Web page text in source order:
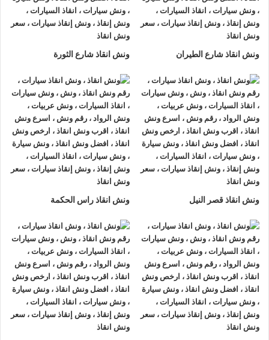
الجونة او على الطريق وذلك لأننا نعمل على مدار الساعة طوال أيام
الأسبوع.
2- الأمان
السيارة امنة تماما حتي الوصول إلي أقرب مركز صيانة.
3- الخبرة
فريق عمل شركة الرواد لإنقاذ و رفع السيارات مدرب على كيفيةنقل
السياراتوتثبيتها عليونش الانقاذ
وذلك إلى جانب خبرتهم المتميزة
في اختيار أسرع الطرق.
تنتشر
اوناش الانقاذ في الجونة
أو علي الطرق الرئيسية في جميع
انحاء الجمهورية وهو ما يسمح بسرعة وصولونش انقاذ السيارات
اليك خلال 15 دقيقة بحد اقصي.
ونش انقاذ الروادلدينا دائماونش انقاذ سيارات في الجونةلسحب و
إنقاذ سيارتك وأخذك الي اقرب مركز صيانة أو وكيل معتمد ، أتصل بنا
الان ولا تتردد
أرخص ونش انقاذ في الجونة
ونش انقاذ شارع الطيران ونش انقاذ شارع الثورة
ونش انقاذ قصر النيل ونش انقاذ راس الحكمة